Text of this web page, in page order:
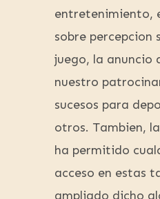
entretenimiento,
sobre percepcion
juego, la anuncio
nuestro
sucesos para
otros. Tambien,
ha permitido
acceso en estas
ampliado dicho